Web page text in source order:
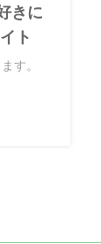
きに
ト
す。